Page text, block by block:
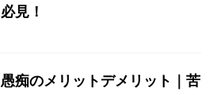
必見！
愚痴のメリットデメリット｜苦